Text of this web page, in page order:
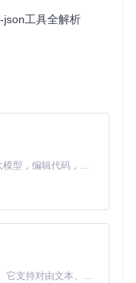
致的购物车交互动
换机制
历项目结构，从根
元数据（版本、帧
）、图层属性（变
值、缓动曲线）。
格式）转换为通用J
级时间戳，将颜色
层级化的数据结构
json工具全解析
Claude Code 的开源替代方案。连接任意大模型，编辑代码，运行命令，自动验证 — 全自动执行。用 Rust 构建，极致性能。 ｜ An open-source alternative to Claude Code. Connect any LLM, edit code, run commands, and verify changes — autonomously. Built in Rust for speed. Get Started
MiniMax H3 是一个通用的全模态生成系统。它支持对由文本、图像、视频和音频组成的多模态上下文进行统一理解，并能生成分辨率高达 2K、时长可达 15 秒的带原生立体声音频的视频。得益于面向任务泛化的系统设计，H3 在预训练阶段就已具备广泛的多模态上下文理解与生成能力，能够出色地执行复杂的多模态指令。